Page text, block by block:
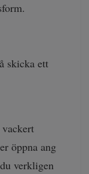
skicka ett
öppna ang
verkligen